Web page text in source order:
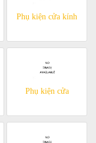
Phụ kiện cửa kính
Phụ kiện cửa